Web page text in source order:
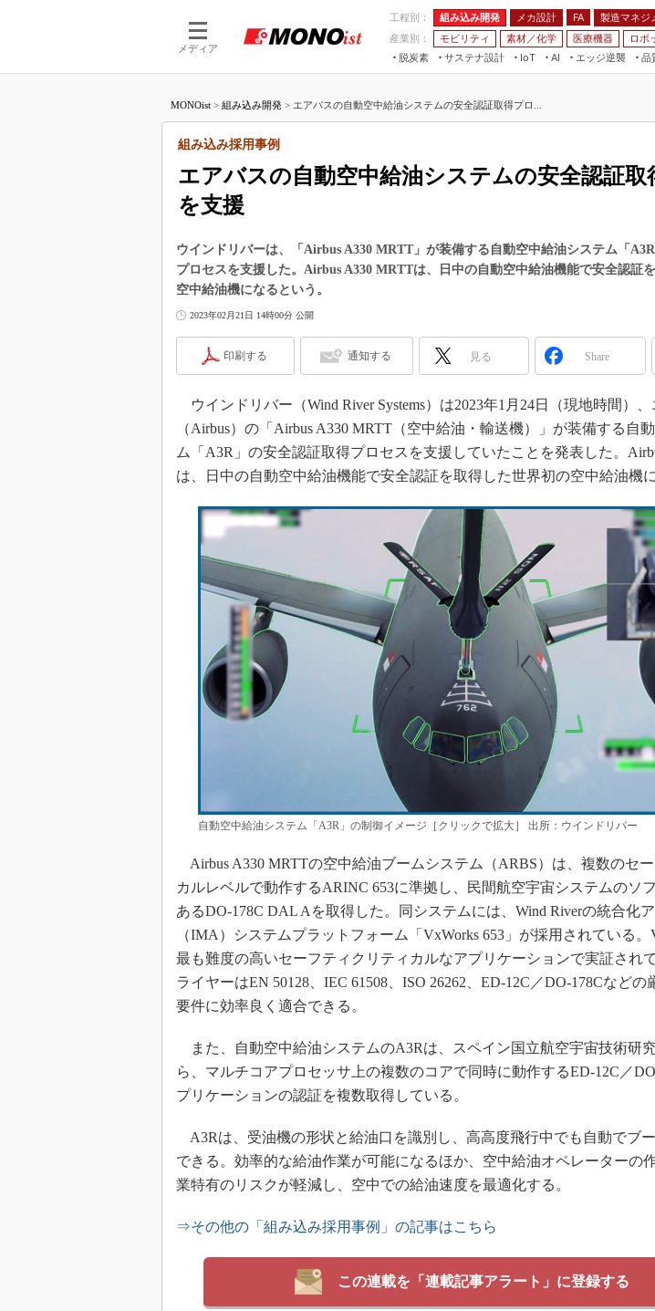
メディア
工程別： 組み込み開発 メカ設計 FA 製造マネジ
産業別：
モビリティ 素材／化学 医療機器 ロボ
脱炭素
サステナ設計
IoT
つながる工場
AI
AI×設備保全
エッジ逆襲 品
JIMTOF
IIFES
TECHNO-FRONTIER
EdgeTech+
日本ものづくりワールド
AUTOMOTIVE WORLD
産業オープンネット展
つながるクルマ
VR／AR
フィールドサービス
組み込み画像技術
組み込みモデリング
ISO26262
3Dプリンタ
デジタルツインとCAE
S＆OP
イノベーション
製造業ビッグデータ
メイドインジャパン
植物工場
知財マネジメント
海外生産
グローバル設計・開発
制御セキュリティ
新型コロナへの対応
FA
モビリティ
MONOist > 組み込み開発 > エアバスの自動空中給油システムの安全認証取得プロ...
エアバスの自動空中給油システムの安全認証取
を支援
組み込み採用事例
ウインドリバーは、「Airbus A330 MRTT」が装備する自動空中給油システム「
プロセスを支援した。Airbus A330 MRTTは、日中の自動空中給油機能で安全認証
空中給油機になるという。
2023年02月21日 14時00分 公開
印刷する 通知する 見る Share
ウインドリバー（Wind River Systems）は2023年1月24日（現地時間）、
（Airbus）の「Airbus A330 MRTT（空中給油・輸送機）」が装備する自
ム「A3R」の安全認証取得プロセスを支援していたことを発表した。
は、日中の自動空中給油機能で安全認証を取得した世界初の空中給油機
自動空中給油システム「A3R」の制御イメージ［クリックで拡大］ 出所：ウインドリバー
Airbus A330 MRTTの空中給油ブームシステム（ARBS）は、複数のセ
カルレベルで動作するARINC 653に準拠し、民間航空宇宙システムのソ
あるDO-178C DAL Aを取得した。同システムには、Wind Riverの統合化
（IMA）システムプラットフォーム「VxWorks 653」が採用されている。
最も難度の高いセーフティクリティカルなアプリケーションで実証され
ライヤーはEN 50128、IEC 61508、ISO 26262、ED-12C／DO-178Cなどの
要件に効率良く適合できる。
また、自動空中給油システムのA3Rは、スペイン国立航空宇宙技術研
ら、マルチコアプロセッサ上の複数のコアで同時に動作するED-12C／
プリケーションの認証を複数取得している。
A3Rは、受油機の形状と給油口を識別し、高高度飛行中でも自動でブ
できる。効率的な給油作業が可能になるほか、空中給油オペレーターの
業特有のリスクが軽減し、空中での給油速度を最適化する。
⇒その他の「組み込み採用事例」の記事はこちら
この連載を「連載記事アラート」に登録する